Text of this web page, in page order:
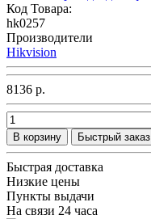
Код Товара:
hk0257
Производители
Hikvision
8136 р.
В корзину Быстрый заказ
Быстрая доставка
Низкие цены
Пункты выдачи
На связи 24 часа